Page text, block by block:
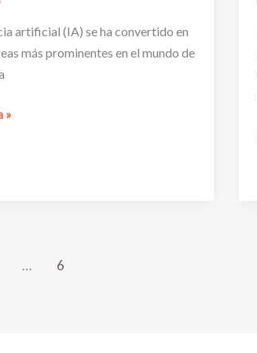
artificial (IA) se ha convertido en
más prominentes en el mundo de
»
… 6